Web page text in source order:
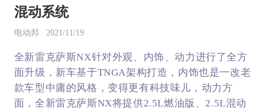
混动系统
电动邦 2021/11/19
全新雷克萨斯NX针对外观、内饰、动力进行了全方
面升级，新车基于TNGA架构打造，内饰也是一改老
款车型中庸的风格，变得更有科技味儿，动力方
面，全新雷克萨斯NX将提供2.5L燃油版、2.5L混动